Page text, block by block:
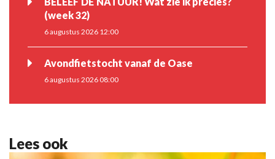
(week 32)
6 augustus 2026 12:00
Avondfietstocht vanaf de Oase
6 augustus 2026 08:00
Lees ook